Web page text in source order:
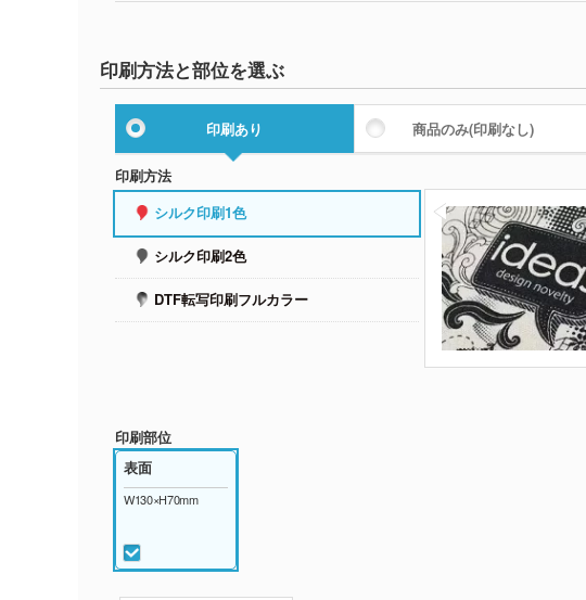
印刷方法と部位を選ぶ
印刷あり 商品のみ(印刷なし)
印刷方法
シルク印刷1色
シルク印刷2色
DTF転写印刷フルカラー
印刷部位
表面
W130×H70mm